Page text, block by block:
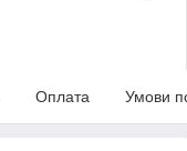
Оплата Умови